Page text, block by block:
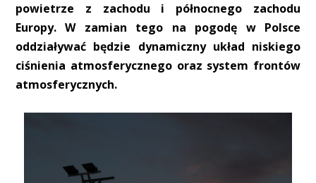
powietrze z zachodu i północnego zachodu
Europy. W zamian tego na pogodę w Polsce
oddziaływać będzie dynamiczny układ niskiego
ciśnienia atmosferycznego oraz system frontów
atmosferycznych.